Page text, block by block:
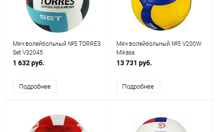
Мяч волейбольный №5 TORRES
Set V32045
1 632 руб.
Подробнее
Мяч волейбольный №5 V200W
Mikasa
13 731 руб.
Подробнее